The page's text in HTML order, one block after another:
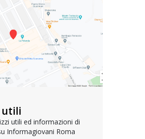
libero
fra le tante attività
utili
utili ed informazioni di
Informagiovani Roma